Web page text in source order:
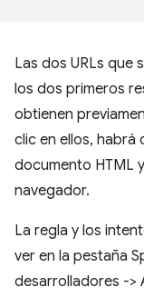
Las dos URLs que
los dos primeros
obtienen
clic en ellos, habrá
documento HTML
navegador.
La regla y los
ver en la pestaña
desarrolladores ->